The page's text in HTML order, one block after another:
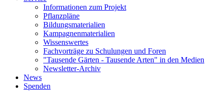
Informationen zum Projekt
Pflanzpläne
Bildungsmaterialien
Kampagnenmaterialien
Wissenswertes
Fachvorträge zu Schulungen und Foren
"Tausende Gärten - Tausende Arten" in den Medien
Newsletter-Archiv
News
Spenden